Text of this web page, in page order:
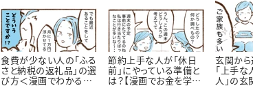
食費が少ない人の「ふる
さと納税の返礼品」の選
び方＜漫画でわかるお
節約上手な人が「休日
前」にやっている準備と
は？【漫画でお金を学
玄関から
「上手な
人」の玄